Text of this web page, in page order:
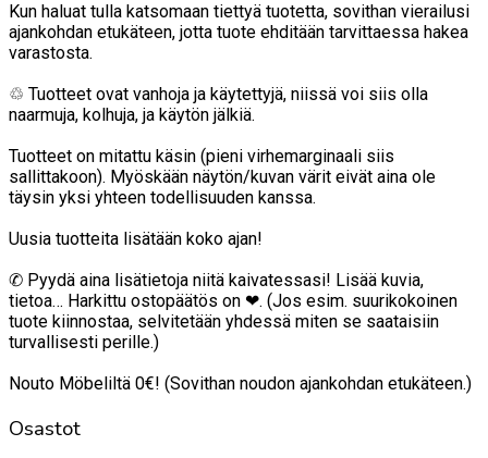
Kun haluat tulla katsomaan tiettyä tuotetta, sovithan vierailusi
ajankohdan etukäteen, jotta tuote ehditään tarvittaessa hakea
varastosta.
♲ Tuotteet ovat vanhoja ja käytettyjä, niissä voi siis olla
naarmuja, kolhuja, ja käytön jälkiä.
Tuotteet on mitattu käsin (pieni virhemarginaali siis
sallittakoon). Myöskään näytön/kuvan värit eivät aina ole
täysin yksi yhteen todellisuuden kanssa.
Uusia tuotteita lisätään koko ajan!
✆ Pyydä aina lisätietoja niitä kaivatessasi! Lisää kuvia,
tietoa… Harkittu ostopäätös on ❤. (Jos esim. suurikokoinen
tuote kiinnostaa, selvitetään yhdessä miten se saataisiin
turvallisesti perille.)
Nouto Möbeliltä 0€! (Sovithan noudon ajankohdan etukäteen.)
Osastot